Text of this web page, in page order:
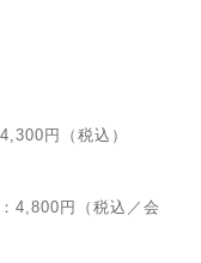
円（税込）
4,800円（税込／会